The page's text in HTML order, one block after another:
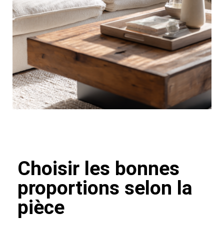
Choisir les bonnes
proportions selon la
pièce